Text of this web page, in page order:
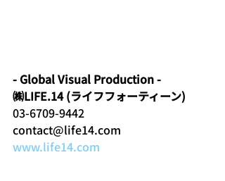
- Global Visual Production -
㈱LIFE.14 (ライフフォーティーン)
03-6709-9442
contact@life14.com
www.life14.com